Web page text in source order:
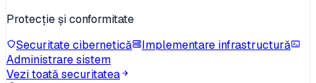
Protecție și conformitate
Securitate cibernetică
Implementare infrastructură
Administrare sistem
Vezi toată securitatea